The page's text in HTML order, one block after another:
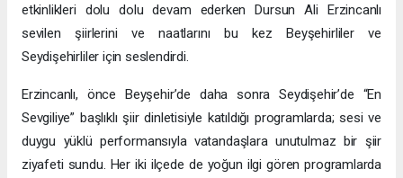
etkinlikleri dolu dolu devam ederken Dursun Ali Erzincanlı
sevilen şiirlerini ve naatlarını bu kez Beyşehirliler ve
Seydişehirliler için seslendirdi.
Erzincanlı, önce Beyşehir’de daha sonra Seydişehir’de “En
Sevgiliye” başlıklı şiir dinletisiyle katıldığı programlarda; sesi ve
duygu yüklü performansıyla vatandaşlara unutulmaz bir şiir
ziyafeti sundu. Her iki ilçede de yoğun ilgi gören programlarda